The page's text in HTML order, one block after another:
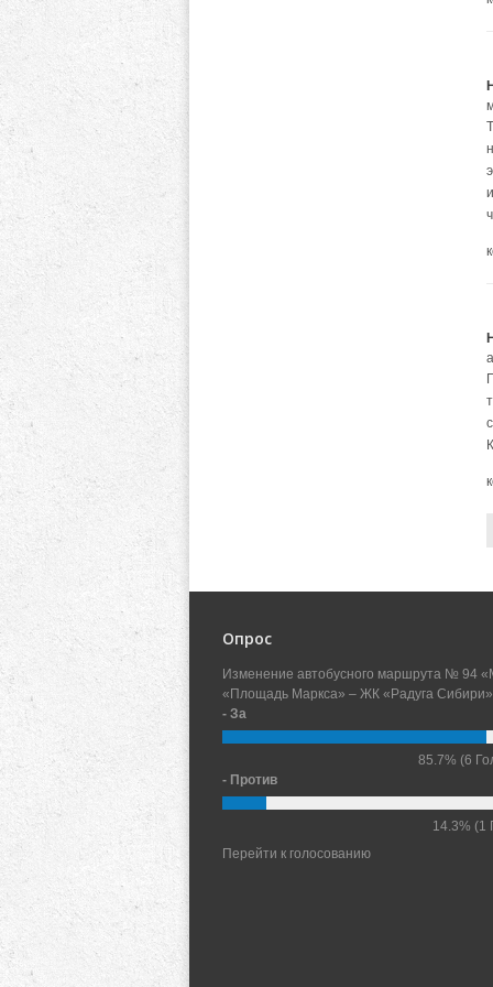
Опрос
Изменение автобусного маршрута № 94
«Площадь Маркса» – ЖК «Радуга Сибири»
- За
85.7% (6
- Против
14.3% (1
Перейти к голосованию